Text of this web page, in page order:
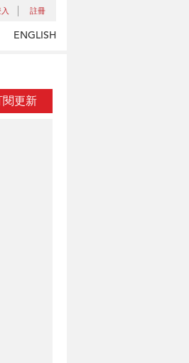
註冊
ENGLISH
閱更新